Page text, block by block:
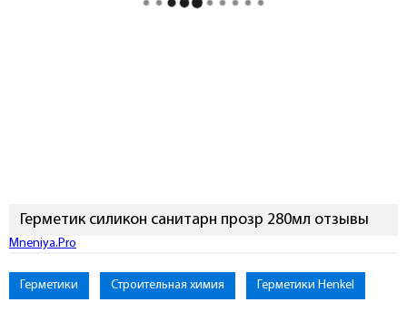
Герметик силикон санитарн прозр 280мл отзывы
Подключиться к Mneniya.Pro
Герметики Строительная химия Герметики Henkel